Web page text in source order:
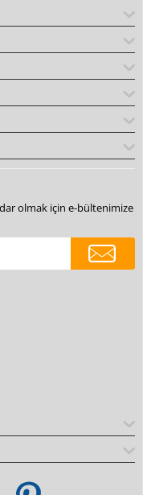
olmak için e-bültenimize